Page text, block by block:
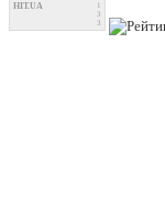
HIT.UA
3
3